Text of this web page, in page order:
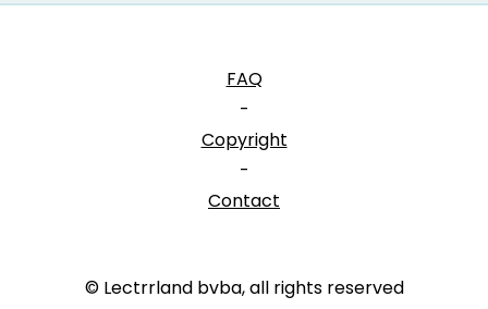
FAQ
-
Copyright
-
Contact
© Lectrrland bvba, all rights reserved